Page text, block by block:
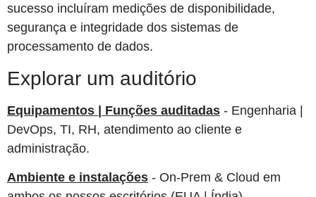
sucesso incluíram medições de disponibilidade,
segurança e integridade dos sistemas de
processamento de dados.
Explorar um auditório
Equipamentos | Funções auditadas - Engenharia |
DevOps, TI, RH, atendimento ao cliente e
administração.
Ambiente e instalações - On-Prem & Cloud em